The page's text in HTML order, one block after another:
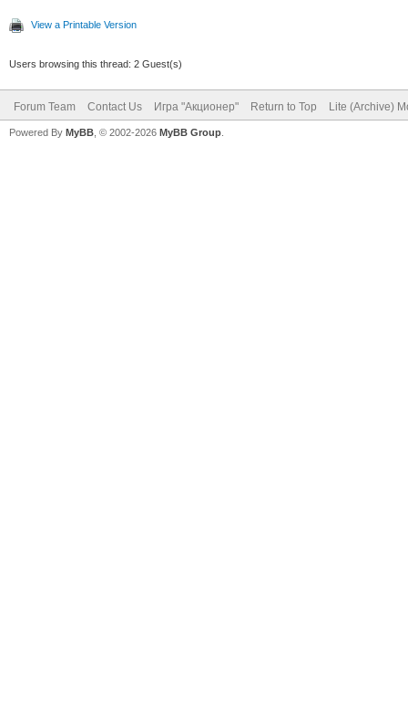
View a Printable Version
Users browsing this thread: 2 Guest(s)
Forum Team Contact Us Игра "Акционер" Return to Top Lite (Archive)
Powered By MyBB , © 2002-2026 MyBB Group